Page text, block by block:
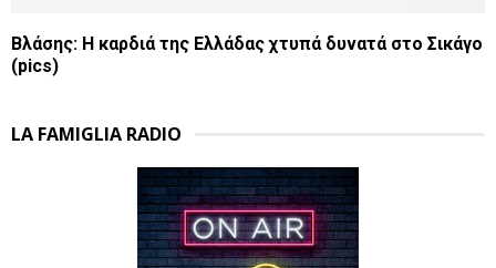
Βλάσης: Η καρδιά της Ελλάδας χτυπά δυνατά στο Σικάγο
(pics)
LA FAMIGLIA RADIO